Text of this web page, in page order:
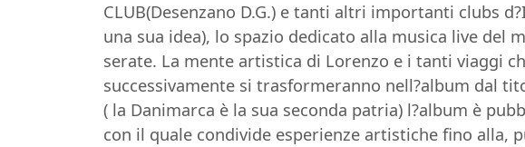
CLUB(Desenzano D.G.) e tanti altri importanti clubs
una sua idea), lo spazio dedicato alla musica live del
serate. La mente artistica di Lorenzo e i tanti viaggi
successivamente si trasformeranno nell?album dal
( la Danimarca è la sua seconda patria) l?album è
con il quale condivide esperienze artistiche fino alla,